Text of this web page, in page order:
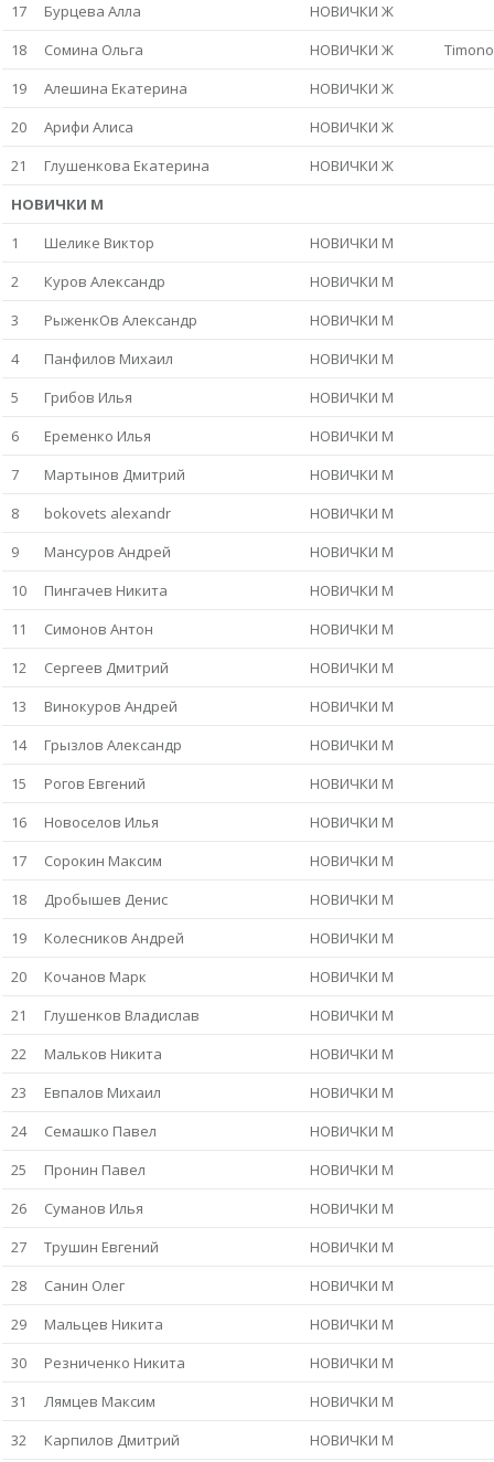
17
Бурцева Алла
НОВИЧКИ Ж
18
Сомина Ольга НОВИЧКИ Ж
19
Алешина Екатерина
НОВИЧКИ Ж
20
Арифи Алиса
НОВИЧКИ Ж
21
Глушенкова Екатерина
НОВИЧКИ Ж
НОВИЧКИ М
1
Шелике Виктор
НОВИЧКИ М
2
Куров Александр
НОВИЧКИ М
3
РыженкОв Александр
НОВИЧКИ М
4
Панфилов Михаил
НОВИЧКИ М
5
Грибов Илья
НОВИЧКИ М
6
Еременко Илья
НОВИЧКИ М
7
Мартынов Дмитрий
НОВИЧКИ М
8
bokovets alexandr
НОВИЧКИ М
9
Мансуров Андрей
НОВИЧКИ М
10
Пингачев Никита
НОВИЧКИ М
11
Симонов Антон
НОВИЧКИ М
12
Сергеев Дмитрий
НОВИЧКИ М
13
Винокуров Андрей
НОВИЧКИ М
14
Грызлов Александр
НОВИЧКИ М
15
Рогов Евгений
НОВИЧКИ М
16
Новоселов Илья
НОВИЧКИ М
17
Сорокин Максим
НОВИЧКИ М
18
Дробышев Денис
НОВИЧКИ М
19
Колесников Андрей
НОВИЧКИ М
20
Кочанов Марк
НОВИЧКИ М
21
Глушенков Владислав
НОВИЧКИ М
22
Мальков Никита
НОВИЧКИ М
23
Евпалов Михаил
НОВИЧКИ М
24
Семашко Павел
НОВИЧКИ М
25
Пронин Павел
НОВИЧКИ М
26
Суманов Илья
НОВИЧКИ М
27
Трушин Евгений
НОВИЧКИ М
28
Санин Олег
НОВИЧКИ М
29
Мальцев Никита
НОВИЧКИ М
30
Резниченко Никита
НОВИЧКИ М
31
Лямцев Максим
НОВИЧКИ М
32
Карпилов Дмитрий
НОВИЧКИ М